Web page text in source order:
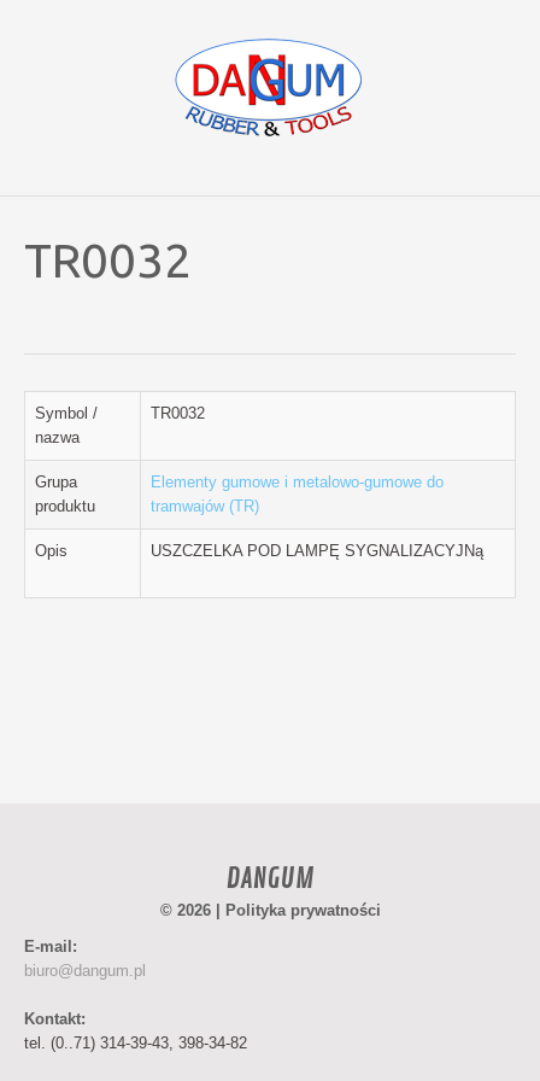
TR0032
Symbol /
nazwa
TR0032
Grupa
produktu
Elementy gumowe i metalowo-gumowe do
tramwajów (TR)
Opis USZCZELKA POD LAMPĘ SYGNALIZACYJNą
DANGUM
© 2026 |
Polityka prywatności
E-mail:
biuro@dangum.pl
Kontakt:
tel. (0..71) 314-39-43, 398-34-82